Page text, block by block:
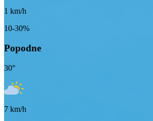
1 km/h
10-30%
Popodne
30°
7 km/h